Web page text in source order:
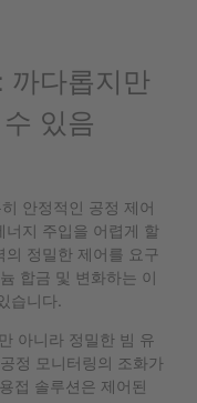
까다롭지만
있음
안정적인 공정 제어
지 주입을 어렵게 할
정밀한 제어를 요구
합금 및 변화하는 이
습니다.
아니라 정밀한 빔 유
정 모니터링의 조화가
접 솔루션은 제어된